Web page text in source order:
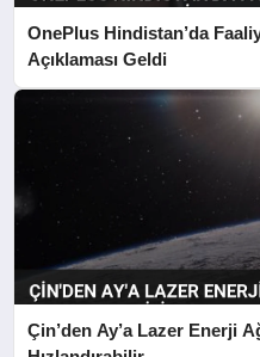
OnePlus Hindistan’da
Açıklaması Geldi
Çin’den Ay’a Lazer Enerji